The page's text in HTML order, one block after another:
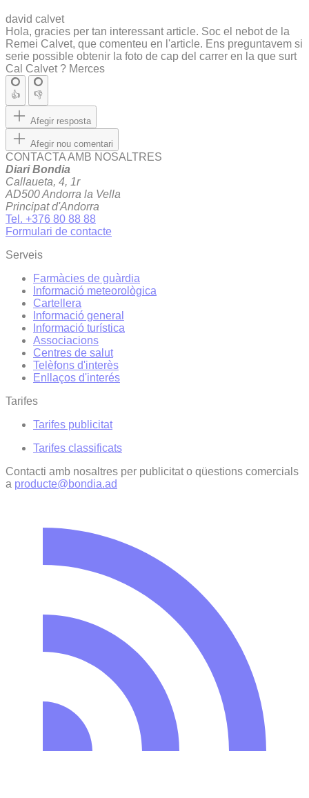
david calvet
Hola, gracies per tan interessant article. Soc el nebot de la
Remei Calvet, que comenteu en l'article. Ens preguntavem si
serie possible obtenir la foto de cap del carrer en la que surt
Cal Calvet ? Merces
👍 👎
Afegir resposta
Afegir nou comentari
CONTACTA AMB NOSALTRES
Diari Bondia
Callaueta, 4, 1r
AD500 Andorra la Vella
Principat d'Andorra
Tel. +376 80 88 88
Formulari de contacte
Serveis
Farmàcies de guàrdia
Informació meteorològica
Cartellera
Informació general
Informació turística
Associacions
Centres de salut
Telèfons d'interès
Enllaços d'interés
Tarifes
Tarifes publicitat
Tarifes classificats
Contacti amb nosaltres per publicitat o qüestions comercials
a producte@bondia.ad